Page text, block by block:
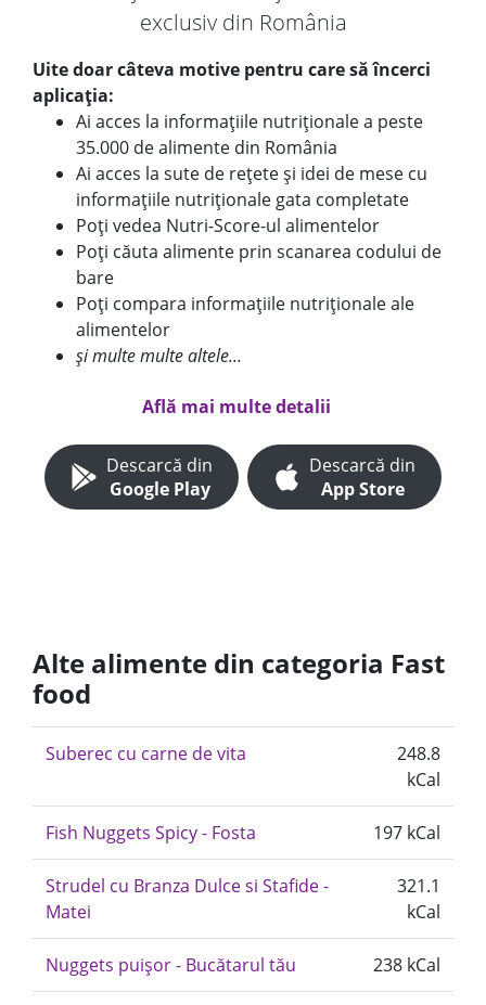
exclusiv din România
Uite doar câteva motive pentru care să încerci
aplicația:
Ai acces la informațiile nutriționale a peste
35.000 de alimente din România
Ai acces la sute de rețete și idei de mese cu
informațiile nutriționale gata completate
Poți vedea Nutri-Score-ul alimentelor
Poți căuta alimente prin scanarea codului de
bare
Poți compara informațiile nutriționale ale
alimentelor
și multe multe altele...
Află mai multe detalii
Descarcă din
Google Play
Descarcă din
App Store
Alte alimente din categoria Fast
food
Suberec cu carne de vita
248.8
kCal
Fish Nuggets Spicy - Fosta 197 kCal
Strudel cu Branza Dulce si Stafide -
Matei
321.1
kCal
Nuggets puișor - Bucătarul tău 238 kCal